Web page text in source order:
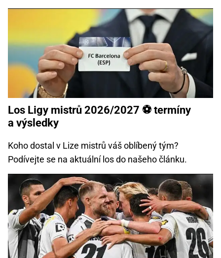
Los Ligy mistrů 2026/2027 ⚽ termíny
a výsledky
Koho dostal v Lize mistrů váš oblíbený tým?
Podívejte se na aktuální los do našeho článku.